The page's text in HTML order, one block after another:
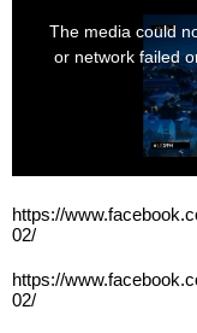
https://
02/
https://
02/